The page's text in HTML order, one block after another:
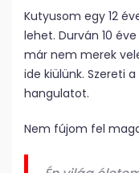
Kutyusom egy 12
lehet. Durván 10
már nem merek
ide kiülünk. Szereti
hangulatot.
Nem fújom fel